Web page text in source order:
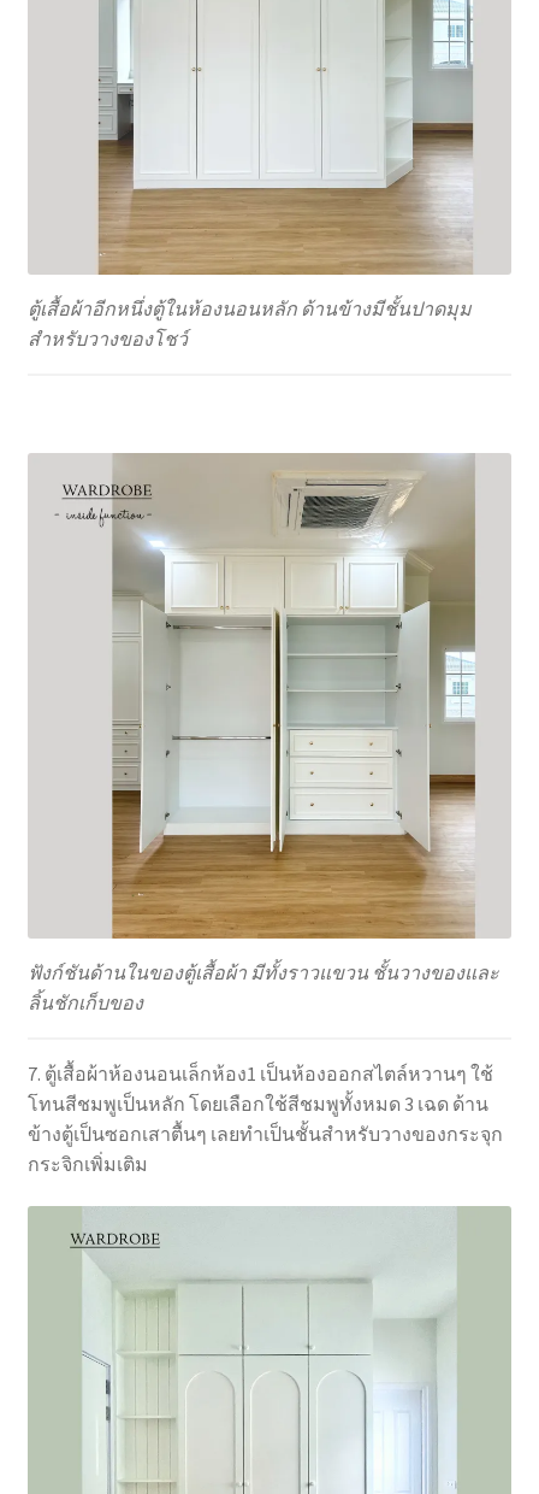
ตู้เสื้อผ้าอีกหนึ่งตู้ในห้องนอนหลัก ด้านข้างมีชั้นปาดมุม
สำหรับวางของโชว์
ฟังก์ชันด้านในของตู้เสื้อผ้า มีทั้งราวแขวน ชั้นวางของและ
ลิ้นชักเก็บของ
7. ตู้เสื้อผ้าห้องนอนเล็กห้อง1 เป็นห้องออกสไตล์หวานๆ ใช้
โทนสีชมพูเป็นหลัก โดยเลือกใช้สีชมพูทั้งหมด 3 เฉด ด้าน
ข้างตู้เป็นซอกเสาตื้นๆ เลยทำเป็นชั้นสำหรับวางของกระจุก
กระจิกเพิ่มเติม